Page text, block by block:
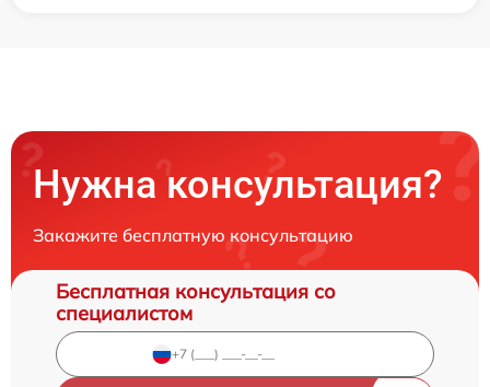
Нужна консультация?
Закажите бесплатную консультацию
Бесплатная консультация со
специалистом